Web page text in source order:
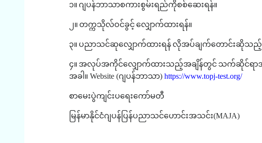
၁။ ဂျပန်ဘာသာစကားစွမ်းရည်ကိုစစ်ဆေးရန်။
၂။ တက္ကသိုလ်ဝင်ခွင့်လျှောက်ထားရန်။
၃။ ပညာသင်ဆုလျှောက်ထားရန် လိုအပ်ချက်တောင်းဆိုသည့်
၄။ အလုပ်အကိုင်လျှောက်ထားသည့်အချိန်တွင် သက်ဆိုင်ရာ
အခါ။ Website (ဂျပန်ဘာသာ)https://www.topj-test.org/
စာမေးပွဲကျင်းပရေးကော်မတီ
မြန်မာနိုင်ငံဂျပန်ပြန်ပညာသင်ဟောင်းအသင်း(MAJA)